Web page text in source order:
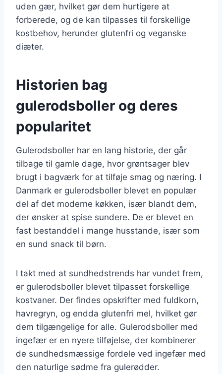
uden gær, hvilket gør dem hurtigere at
forberede, og de kan tilpasses til forskellige
kostbehov, herunder glutenfri og veganske
diæter.
Historien bag
gulerodsboller og deres
popularitet
Gulerodsboller har en lang historie, der går
tilbage til gamle dage, hvor grøntsager blev
brugt i bagværk for at tilføje smag og næring. I
Danmark er gulerodsboller blevet en populær
del af det moderne køkken, især blandt dem,
der ønsker at spise sundere. De er blevet en
fast bestanddel i mange husstande, især som
en sund snack til børn.
I takt med at sundhedstrends har vundet frem,
er gulerodsboller blevet tilpasset forskellige
kostvaner. Der findes opskrifter med fuldkorn,
havregryn, og endda glutenfri mel, hvilket gør
dem tilgængelige for alle. Gulerodsboller med
ingefær er en nyere tilføjelse, der kombinerer
de sundhedsmæssige fordele ved ingefær med
den naturlige sødme fra gulerødder.